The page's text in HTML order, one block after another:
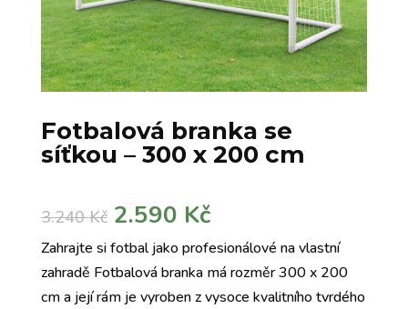
Fotbalová branka se
síťkou – 300 x 200 cm
3.240Kč Původní
cena
byla:
3.240 Kč.
2.590 KčAktuální
cena
je:
2.590 Kč.
Zahrajte si fotbal jako profesionálové na vlastní
zahradě Fotbalová branka má rozměr 300 x 200
cm a její rám je vyroben z vysoce kvalitního tvrdého